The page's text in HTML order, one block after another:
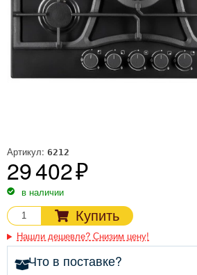
Артикул: 6212
29 402
в наличии
Купить
Нашли дешевле? Снизим цену!
Что в поставке?